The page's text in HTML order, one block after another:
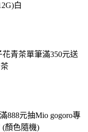
白
青茶單筆滿350元送
888元抽Mio gogoro專
(顏色隨機)